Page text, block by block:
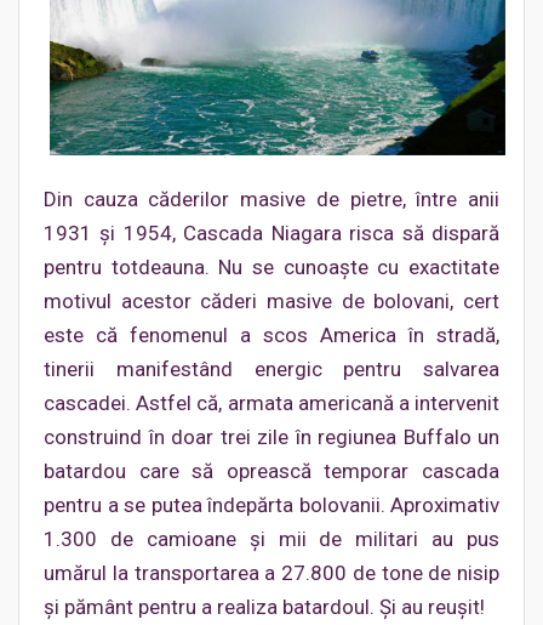
Din cauza căderilor masive de pietre, între anii
1931 şi 1954, Cascada Niagara risca să dispară
pentru totdeauna. Nu se cunoaște cu exactitate
motivul acestor căderi masive de bolovani, cert
este că fenomenul a scos America în stradă,
tinerii manifestând energic pentru salvarea
cascadei. Astfel că, armata americană a intervenit
construind în doar trei zile în regiunea Buffalo un
batardou care să oprească temporar cascada
pentru a se putea îndepărta bolovanii. Aproximativ
1.300 de camioane și mii de militari au pus
umărul la transportarea a 27.800 de tone de nisip
şi pământ pentru a realiza batardoul. Și au reușit!